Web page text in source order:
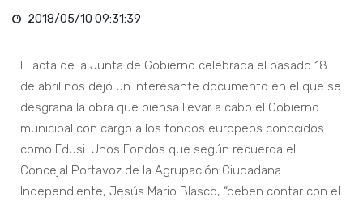
2018/05/10 09:31:39
El acta de la Junta de Gobierno celebrada el pasado 18
de abril nos dejó un interesante documento en el que se
desgrana la obra que piensa llevar a cabo el Gobierno
municipal con cargo a los fondos europeos conocidos
como Edusi. Unos Fondos que según recuerda el
Concejal Portavoz de la Agrupación Ciudadana
Independiente, Jesús Mario Blasco, “deben contar con el